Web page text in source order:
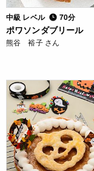
中級 レベル 70分
ポワソンダブリール
熊谷 裕子 さん